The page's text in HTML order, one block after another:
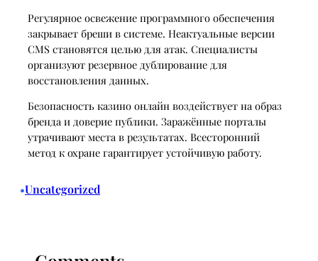
Регулярное освежение программного обеспечения
закрывает бреши в системе. Неактуальные версии
CMS становятся целью для атак. Специалисты
организуют резервное дублирование для
восстановления данных.
Безопасность казино онлайн воздействует на образ
бренда и доверие публики. Заражённые порталы
утрачивают места в результатах. Всесторонний
метод к охране гарантирует устойчивую работу.
•Uncategorized